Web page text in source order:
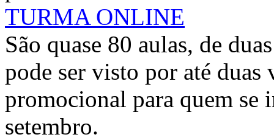
TURMA ONLINE
São quase 80 aulas, de
pode ser visto por até duas
promocional para quem se
setembro.